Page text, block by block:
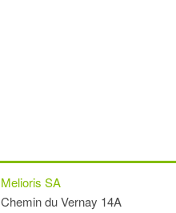
Melioris SA
Chemin du Vernay 14A